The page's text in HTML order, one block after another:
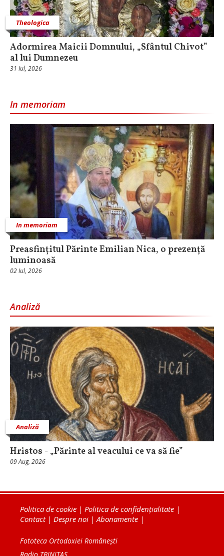
Theologica
Adormirea Maicii Domnului, „Sfântul Chivot”
al lui Dumnezeu
31 Iul, 2026
In memoriam
In memoriam
Preasfințitul Părinte Emilian Nica, o prezență
luminoasă
02 Iul, 2026
Analiză
Analiză
Hristos - „Părinte al veacului ce va să fie”
09 Aug, 2026
Politica de cookie | Politica de confidențialitate |
Contact| Despre noi |Abonamente |
Fototeca Ortodoxiei Românești